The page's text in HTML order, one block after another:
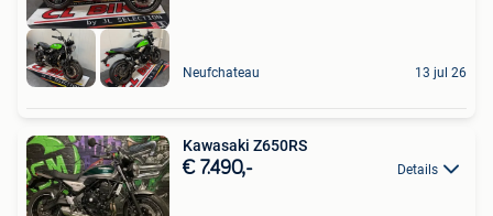
Neufchateau 13 jul 26
Kawasaki Z650RS
€ 7.490,- Details